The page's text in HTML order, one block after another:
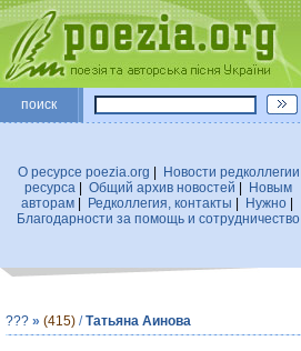
поиск
О ресурсе poezia.org
Новости редколлегии
ресурса
Общий архив новостей
Новым
авторам| Редколлегия, контакты Нужно|
Благодарности за помощь и сотрудничество
??? » (415) /Татьяна Аинова